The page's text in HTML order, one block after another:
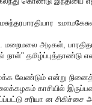
மறைமலை அடிகள்,
தமிழ்ப்புத்தாண்டு
வேண்டும் என்று
காசியில்
சரியா ன சிகிச்சை